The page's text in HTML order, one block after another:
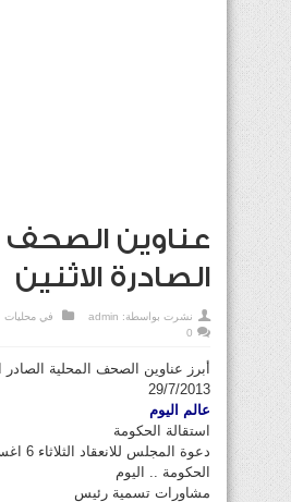
عناوين الصحف
الصادرة الاثنين
نشرت بواسطة: admin في محليات
0
أبرز عناوين الصحف المحلية الصادر
29/7/2013
عالم اليوم
استقالة الحكومة
دعوة المجلس للانعقاد الثلاثاء 6 اغسطس
الحكومة .. اليوم
مشاورات تسمية رئيس